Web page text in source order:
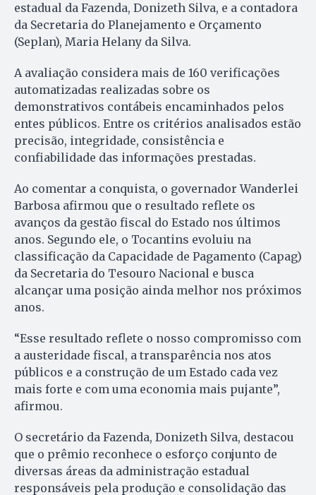
estadual da Fazenda, Donizeth Silva, e a contadora
da Secretaria do Planejamento e Orçamento
(Seplan), Maria Helany da Silva.
A avaliação considera mais de 160 verificações
automatizadas realizadas sobre os
demonstrativos contábeis encaminhados pelos
entes públicos. Entre os critérios analisados estão
precisão, integridade, consistência e
confiabilidade das informações prestadas.
Ao comentar a conquista, o governador Wanderlei
Barbosa afirmou que o resultado reflete os
avanços da gestão fiscal do Estado nos últimos
anos. Segundo ele, o Tocantins evoluiu na
classificação da Capacidade de Pagamento (Capag)
da Secretaria do Tesouro Nacional e busca
alcançar uma posição ainda melhor nos próximos
anos.
“Esse resultado reflete o nosso compromisso com
a austeridade fiscal, a transparência nos atos
públicos e a construção de um Estado cada vez
mais forte e com uma economia mais pujante”,
afirmou.
O secretário da Fazenda, Donizeth Silva, destacou
que o prêmio reconhece o esforço conjunto de
diversas áreas da administração estadual
responsáveis pela produção e consolidação das